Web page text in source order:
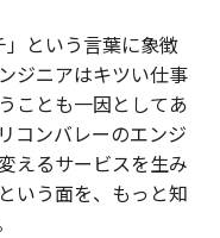
という言葉に象徴
ジニアはキツい仕事
ことも一因としてあ
コンバレーのエンジ
えるサービスを生み
いう面を、もっと知